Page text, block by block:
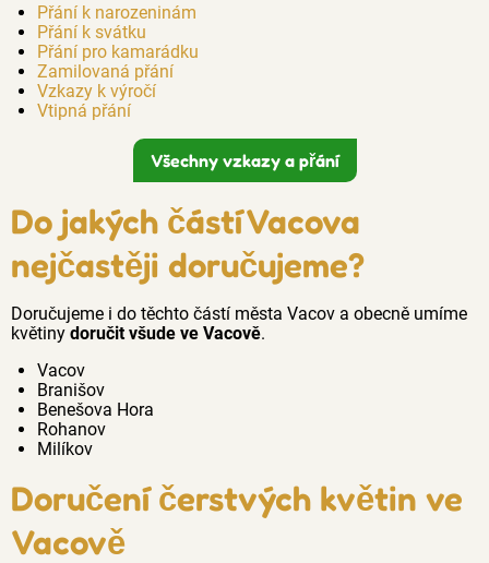
Přání k narozeninám
Přání k svátku
Přání pro kamarádku
Zamilovaná přání
Vzkazy k výročí
Vtipná přání
Všechny vzkazy a přání
Do jakých částí Vacova
nejčastěji doručujeme?
Doručujeme i do těchto částí města Vacov a obecně umíme
květiny doručit všude ve Vacově.
Vacov
Branišov
Benešova Hora
Rohanov
Milíkov
Doručení čerstvých květin ve
Vacově